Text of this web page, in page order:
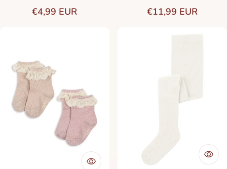
Normale prijs
€4,99 EUR Normale prijs
€11,99 EUR